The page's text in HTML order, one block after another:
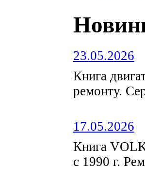
23.05.2026
Книга
ремонту.
17.05.2026
Книга
с 1990 г.